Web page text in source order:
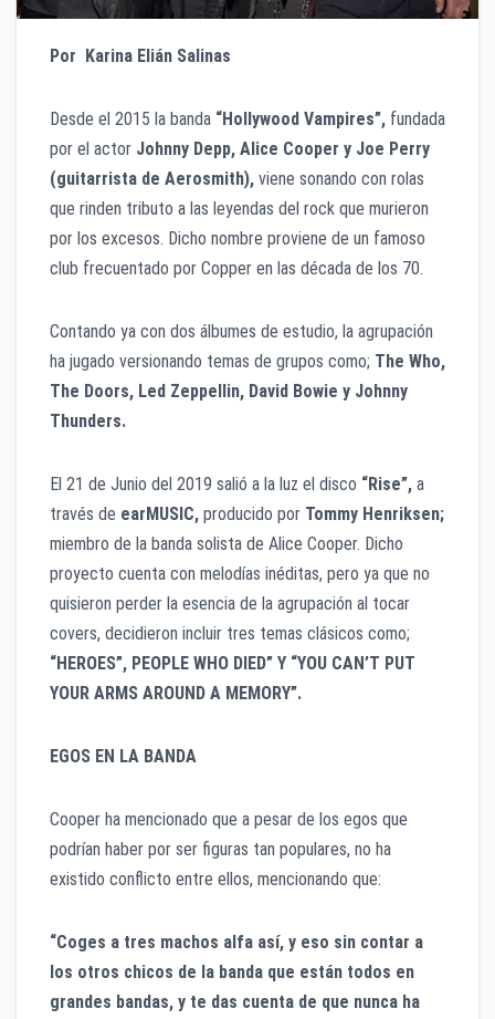
Por Karina Elián Salinas
Desde el 2015 la banda “Hollywood Vampires”, fundada
por el actor Johnny Depp, Alice Cooper y Joe Perry
(guitarrista de Aerosmith), viene sonando con rolas
que rinden tributo a las leyendas del rock que murieron
por los excesos. Dicho nombre proviene de un famoso
club frecuentado por Copper en las década de los 70.
Contando ya con dos álbumes de estudio, la agrupación
ha jugado versionando temas de grupos como; The Who,
The Doors, Led Zeppellin, David Bowie y Johnny
Thunders.
El 21 de Junio del 2019 salió a la luz el disco “Rise”, a
través de earMUSIC, producido por Tommy Henriksen;
miembro de la banda solista de Alice Cooper. Dicho
proyecto cuenta con melodías inéditas, pero ya que no
quisieron perder la esencia de la agrupación al tocar
covers, decidieron incluir tres temas clásicos como;
“HEROES”, PEOPLE WHO DIED” Y “YOU CAN’T PUT
YOUR ARMS AROUND A MEMORY”.
EGOS EN LA BANDA
Cooper ha mencionado que a pesar de los egos que
podrían haber por ser figuras tan populares, no ha
existido conflicto entre ellos, mencionando que:
“Coges a tres machos alfa así, y eso sin contar a
los otros chicos de la banda que están todos en
grandes bandas, y te das cuenta de que nunca ha